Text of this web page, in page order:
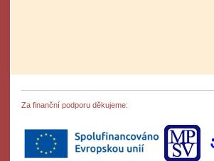
Za finanční podporu děkujeme: